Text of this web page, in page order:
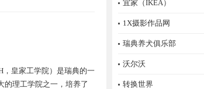
，皇家工学院）是瑞典的一
的理工学院之一，培养了
宜家（IKEA）
1X摄影作品网
瑞典养犬俱乐部
沃尔沃
转换世界